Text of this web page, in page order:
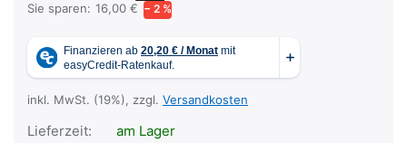
Sie sparen: 16,00 € − 2 %
inkl. MwSt. (19%), zzgl. Versandkosten
Lieferzeit:
am Lager